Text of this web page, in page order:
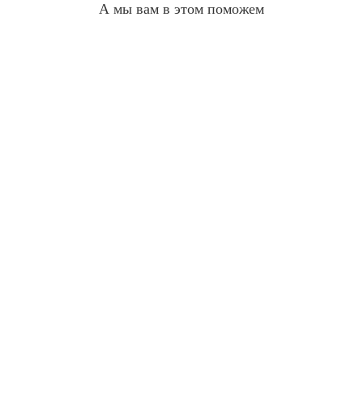
А мы вам в этом поможем